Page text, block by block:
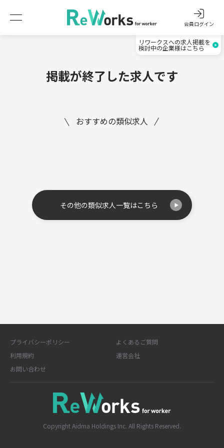
会員ログイン
リワークスへの求人掲載を
検討中の企業様はこちら
掲載が終了した求人です
おすすめの類似求人
その他の類似求人一覧はこちら
プライバシーポリシー
よくあるご質問
利用規約
運営会社
お問い合わせ
Copyright Aidma Holdings Inc. All Rights Reserved.